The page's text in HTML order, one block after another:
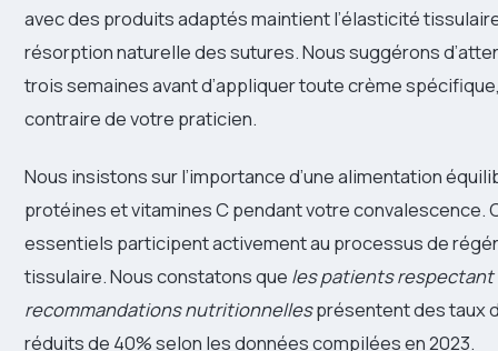
avec des produits adaptés maintient l’élasticité
résorption naturelle des sutures. Nous suggérons
trois semaines avant d’appliquer toute crème
contraire de votre praticien.
Nous insistons sur l’importance d’une alimentation
protéines et vitamines C pendant votre convalescence.
essentiels participent activement au processus de
tissulaire. Nous constatons que les patients respectant
recommandations nutritionnellesprésentent des taux
réduits de 40% selon les données compilées en 2023.